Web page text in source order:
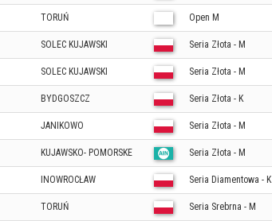
TORUŃ Open M
SOLEC KUJAWSKI Seria Złota - M
SOLEC KUJAWSKI Seria Złota - M
BYDGOSZCZ Seria Złota - K
JANIKOWO Seria Złota - M
KUJAWSKO- POMORSKE Seria Złota - M
INOWROCŁAW Seria Diamentowa - K
TORUŃ Seria Srebrna - M